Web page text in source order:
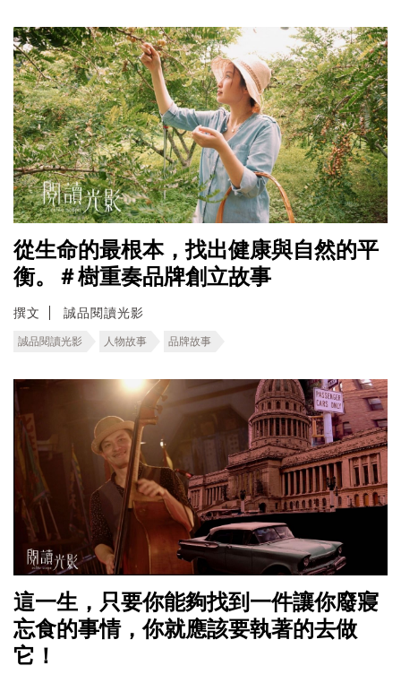
從生命的最根本，找出健康與自然的平
衡。＃樹重奏品牌創立故事
撰文 誠品閱讀光影
誠品閱讀光影 人物故事 品牌故事
這一生，只要你能夠找到一件讓你廢寢
忘食的事情，你就應該要執著的去做
它！